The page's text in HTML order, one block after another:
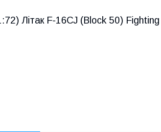
Літак F-16CJ (Block 50)